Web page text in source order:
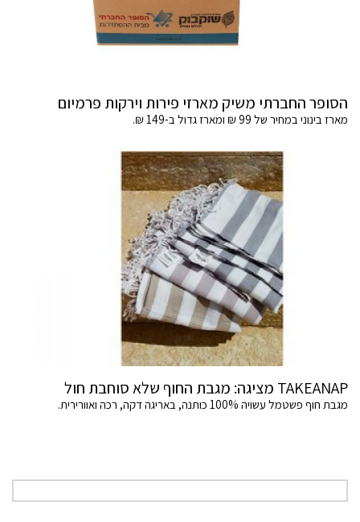
הסופר החברתי משיק מארזי פירות וירקות פרמיום
מארז בינוני במחיר של 99 ₪ ומארז גדול ב-149 ₪.
TAKEANAP מציגה: מגבת החוף שלא סוחבת חול
מגבת חוף פשטמל עשויה 100% כותנה, באריגה דקה, רכה ואוורירית.